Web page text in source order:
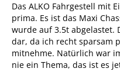
Das ALKO Fahrgestell mit
prima. Es ist das Maxi
wurde auf 3.5t abgelastet.
dar, da ich recht sparsam
mitnehme. Natürlich war
nie ein Thema, das ist es